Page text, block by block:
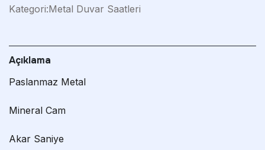
Kategori:Metal Duvar Saatleri
Açıklama
Paslanmaz Metal
Mineral Cam
Akar Saniye